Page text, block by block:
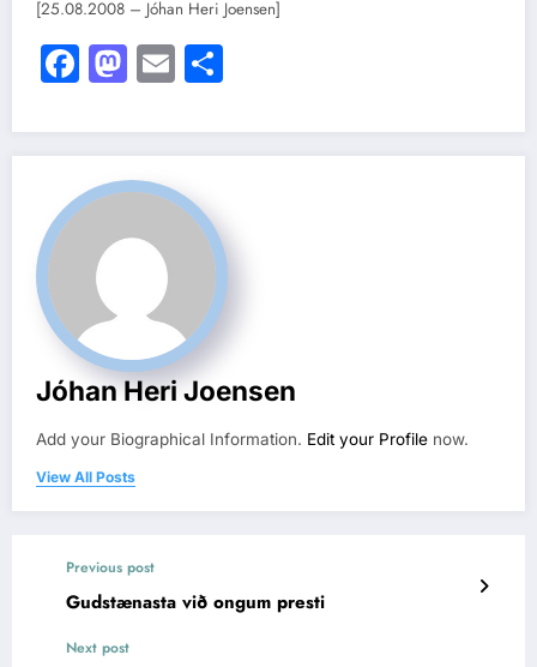
[25.08.2008 – Jóhan Heri Joensen]
Facebook
Mastodon
Email
Jóhan Heri Joensen
Add your Biographical Information. Edit your Profile now.
View All Posts
Previous post
Gudstænasta við ongum presti
Next post